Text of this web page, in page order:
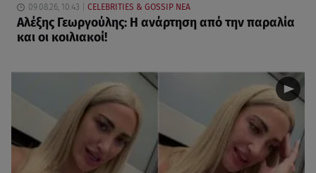
09.08.26, 10:43 CELEBRITIES & GOSSIP ΝΕΑ
Αλέξης Γεωργούλης: Η ανάρτηση από την παραλία
και οι κοιλιακοί!